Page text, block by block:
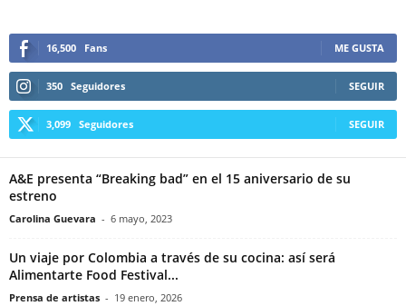
16,500 Fans ME GUSTA
350 Seguidores SEGUIR
3,099 Seguidores SEGUIR
A&E presenta “Breaking bad” en el 15 aniversario de su
estreno
Carolina Guevara - 6 mayo, 2023
Un viaje por Colombia a través de su cocina: así será
Alimentarte Food Festival...
Prensa de artistas - 19 enero, 2026